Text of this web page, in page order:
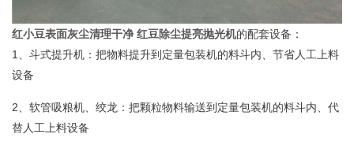
红小豆表面灰尘清理干净 红豆除尘提亮抛光机的配套设备：
1、斗式提升机：把物料提升到定量包装机的料斗内、节省人工上料
设备
2、软管吸粮机、绞龙：把颗粒物料输送到定量包装机的料斗内、代
替人工上料设备